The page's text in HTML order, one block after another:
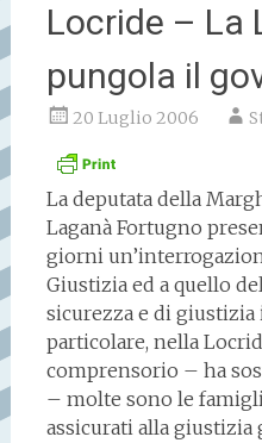
Locride – La
pungola il
20 Luglio 2006
La deputata della
Laganà Fortugno
giorni
Giustizia ed a quello
sicurezza e di giustizia
particolare, nella
comprensorio – ha
– molte sono le
assicurati alla giustizia